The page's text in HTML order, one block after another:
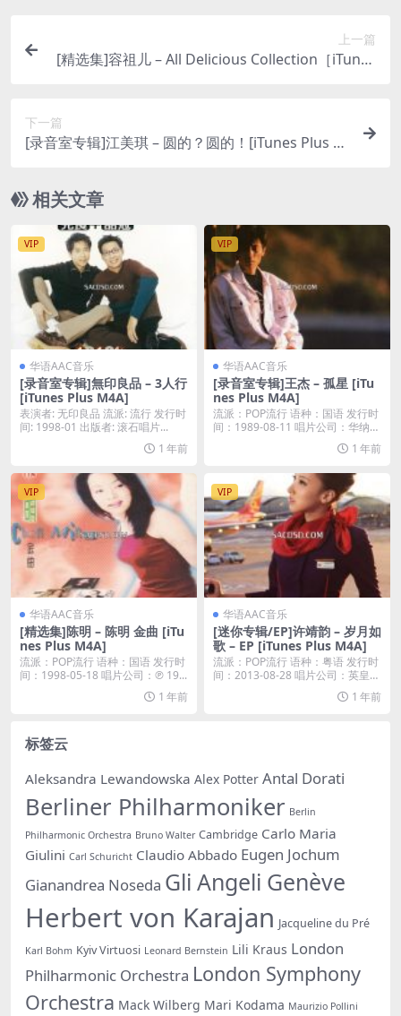
上一篇
[精选集]容祖儿 – All Delicious Collection［iTunes
下一篇
[录音室专辑]江美琪 – 圆的？圆的！[iTunes Plus M
相关文章
VIP
华语AAC音乐
[录音室专辑]無印良品 – 3人行
[iTunes Plus M4A]
表演者: 无印良品 流派: 流行 发行时
间: 1998-01 出版者: 滚石唱片...
1 年前
VIP
华语AAC音乐
[录音室专辑]王杰 – 孤星 [iTu
nes Plus M4A]
流派：POP流行 语种：国语 发行时
间：1989-08-11 唱片公司：华纳唱
1 年前
VIP
华语AAC音乐
[精选集]陈明 – 陈明 金曲 [iTu
nes Plus M4A]
流派：POP流行 语种：国语 发行时
间：1998-05-18 唱片公司：℗ 19...
1 年前
VIP
华语AAC音乐
[迷你专辑/EP]许靖韵 – 岁月如
歌 – EP [iTunes Plus M4A]
流派：POP流行 语种：粤语 发行时
间：2013-08-28 唱片公司：英皇娛
1 年前
标签云
Aleksandra Lewandowska Alex Potter Antal Dorati
Berliner Philharmoniker Berlin
Philharmonic Orchestra Bruno Walter Cambridge Carlo Maria
Giulini Carl Schuricht Claudio Abbado Eugen Jochum
Gianandrea Noseda Gli Angeli Genève
Herbert von Karajan Jacqueline du Pré
Karl Bohm Kyiv Virtuosi Leonard Bernstein Lili Kraus London
Philharmonic Orchestra London Symphony
Orchestra Mack Wilberg Mari Kodama Maurizio Pollini